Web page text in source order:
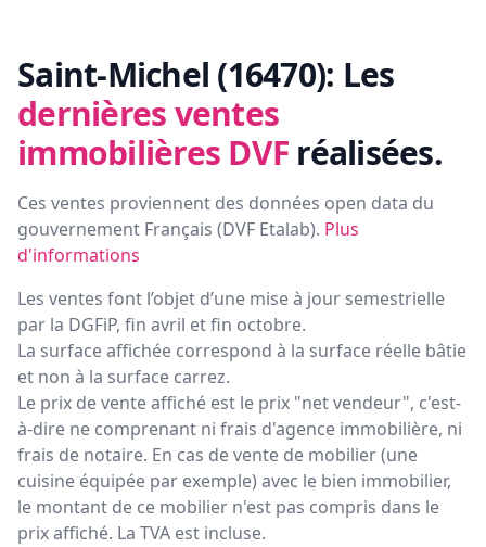
Saint-Michel (16470): Les
dernières ventes
immobilières DVF réalisées.
Ces ventes proviennent des données open data du
gouvernement Français (DVF Etalab). Plus
d'informations
Les ventes font l’objet d’une mise à jour semestrielle
par la DGFiP, fin avril et fin octobre.
La surface affichée correspond à la surface réelle bâtie
et non à la surface carrez.
Le prix de vente affiché est le prix "net vendeur", c'est-
à-dire ne comprenant ni frais d'agence immobilière, ni
frais de notaire. En cas de vente de mobilier (une
cuisine équipée par exemple) avec le bien immobilier,
le montant de ce mobilier n'est pas compris dans le
prix affiché. La TVA est incluse.